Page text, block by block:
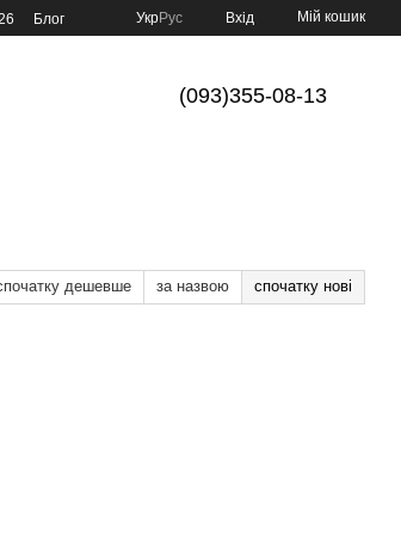
Блог
УкрРус Вхід Мій кошик
(093)355-08-13
дешевше за назвою спочатку нові